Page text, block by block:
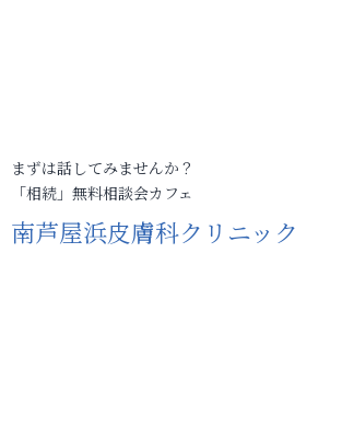
まずは話してみませんか？
「相続」無料相談会カフェ
南芦屋浜皮膚科クリニック